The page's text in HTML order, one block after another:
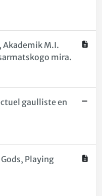
Akademik M.I.
mira.
gaulliste en
Playing